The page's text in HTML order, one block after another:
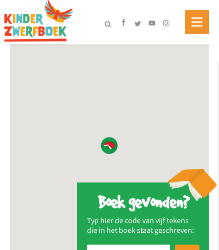
Boek gevonden?
Typ hier de code van vijf tekens
die in het boek staat geschreven: